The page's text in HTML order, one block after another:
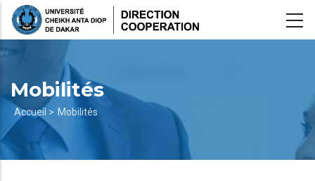
Aller
Mobilités
Fil
d'Ariane
Accueil > Mobilités